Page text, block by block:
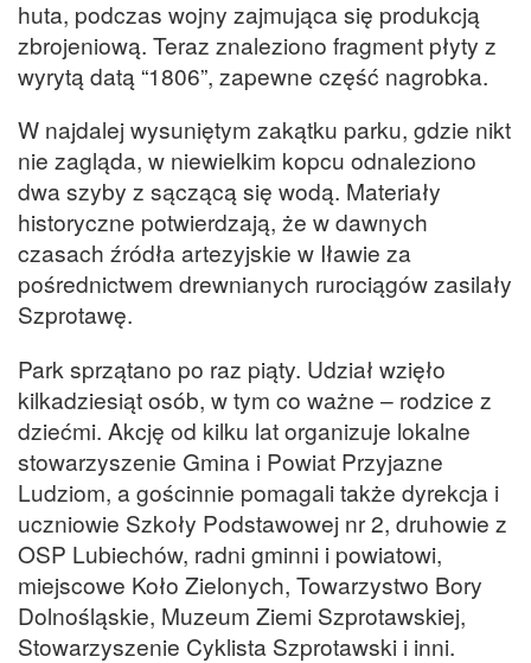
huta, podczas wojny zajmująca się produkcją
zbrojeniową. Teraz znaleziono fragment płyty z
wyrytą datą “1806”, zapewne część nagrobka.
W najdalej wysuniętym zakątku parku, gdzie nikt
nie zagląda, w niewielkim kopcu odnaleziono
dwa szyby z sączącą się wodą. Materiały
historyczne potwierdzają, że w dawnych
czasach źródła artezyjskie w Iławie za
pośrednictwem drewnianych rurociągów zasilały
Szprotawę.
Park sprzątano po raz piąty. Udział wzięło
kilkadziesiąt osób, w tym co ważne – rodzice z
dziećmi. Akcję od kilku lat organizuje lokalne
stowarzyszenie Gmina i Powiat Przyjazne
Ludziom, a gościnnie pomagali także dyrekcja i
uczniowie Szkoły Podstawowej nr 2, druhowie z
OSP Lubiechów, radni gminni i powiatowi,
miejscowe Koło Zielonych, Towarzystwo Bory
Dolnośląskie, Muzeum Ziemi Szprotawskiej,
Stowarzyszenie Cyklista Szprotawski i inni.